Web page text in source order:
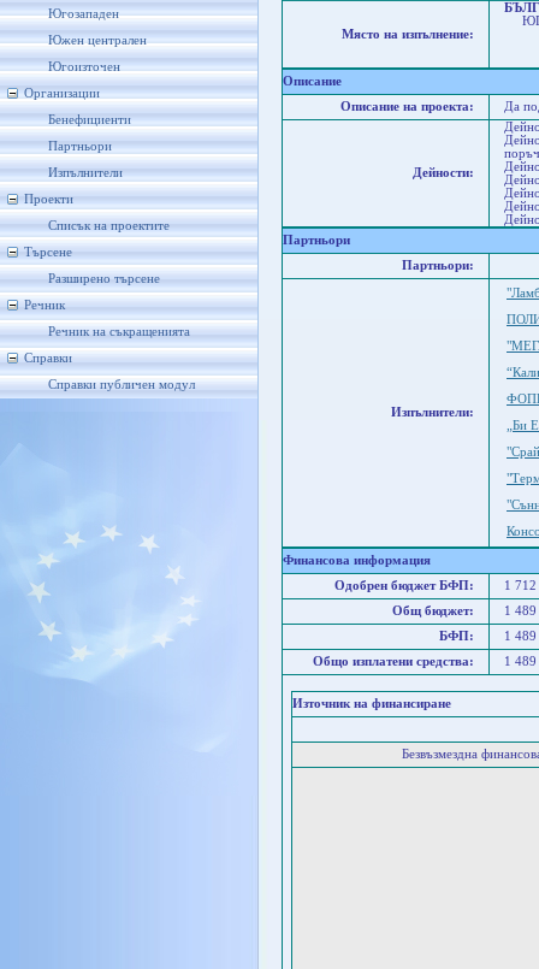
Югозападен
Южен централен
Югоизточен
Организации
Бенефициенти
Партньори
Изпълнители
Проекти
Списък на проектите
Търсене
Разширено търсене
Речник
Речник на съкращенията
Справки
Справки публичен модул
Място на изпълнение:
Описание
Описание на проекта:
Да
Дейности:
Партньори
Партньори:
Изпълнители:
„Би
Финансова информация
Одобрен бюджет БФП:
1
Общ бюджет:
1
БФП:
1
Общо изплатени средства:
1
Източник на финансиране
Безвъзмездна